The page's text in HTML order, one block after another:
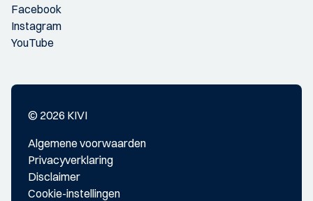
Facebook
Instagram
YouTube
© 2026 KIVI
Algemene voorwaarden
Privacyverklaring
Disclaimer
Cookie-instellingen